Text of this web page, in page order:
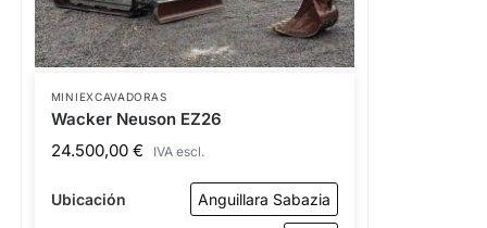
MINIEXCAVADORAS
Wacker Neuson EZ26
24.500,00 € IVA escl.
Ubicación Anguillara Sabazia